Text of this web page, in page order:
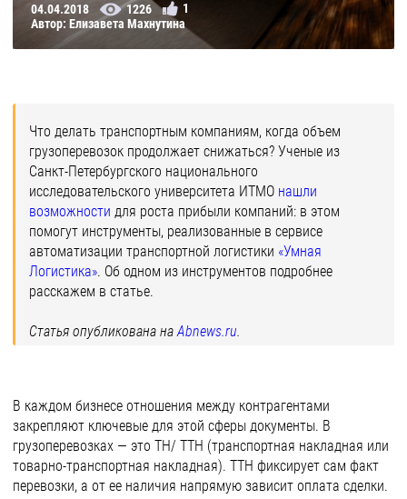
04.04.2018 1226
1
Автор: Елизавета Махнутина
Что делать транспортным компаниям, когда объем
грузоперевозок продолжает снижаться? Ученые из
Санкт-Петербургского национального
исследовательского университета ИТМО нашли
возможности для роста прибыли компаний: в этом
помогут инструменты, реализованные в сервисе
автоматизации транспортной логистики «Умная
Логистика». Об одном из инструментов подробнее
расскажем в статье.
Статья опубликована наAbnews.ru.
В каждом бизнесе отношения между контрагентами
закрепляют ключевые для этой сферы документы. В
грузоперевозках — это ТН/ ТТН (транспортная накладная или
товарно-транспортная накладная). ТТН фиксирует сам факт
перевозки, а от ее наличия напрямую зависит оплата сделки.